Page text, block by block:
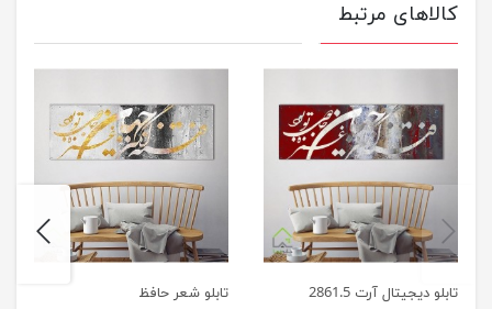
کالاهای مرتبط
تابلو دیجیتال آرت 2861.5 تابلو شعر حافظ
previus